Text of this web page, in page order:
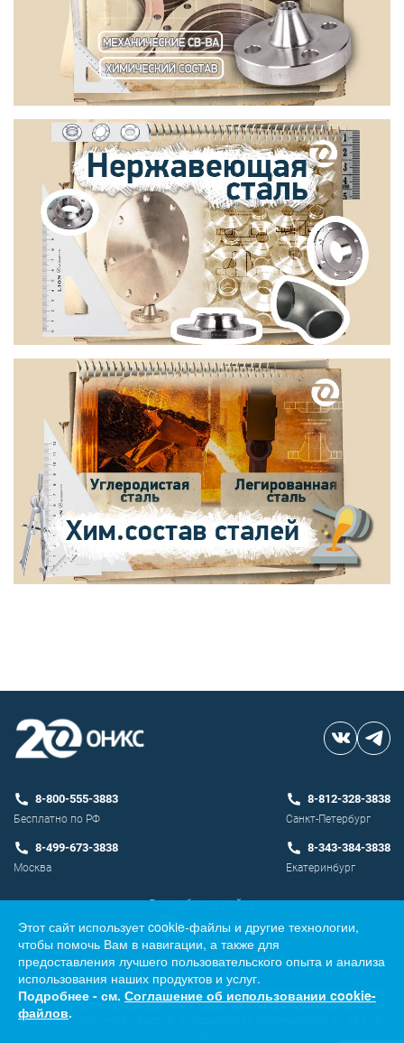
8-800-555-3883
Бесплатно по РФ
8-812-328-3838
Санкт-Петербург
8-499-673-3838
Москва
8-343-384-3838
Екатеринбург
Разработка сайта
Информация о товарах, услугах и ценах, предоставленная на сайте, носит
исключительно информационный характер и ни при каких условиях не
является публичной офертой, определяемой положениями ст. 437 ГК
Этот сайт использует cookie-файлы и другие технологии,
чтобы помочь Вам в навигации, а также для
предоставления лучшего пользовательского опыта и анализа
использования наших продуктов и услуг.
Подробнее - см. Соглашение об использовании cookie-
файлов.